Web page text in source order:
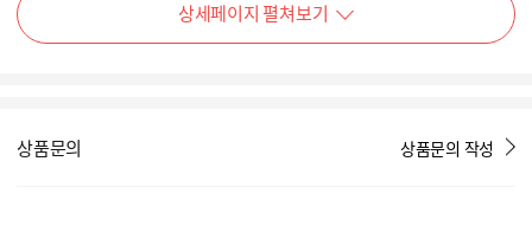
상세페이지 펼쳐보기
상품문의 상품문의 작성